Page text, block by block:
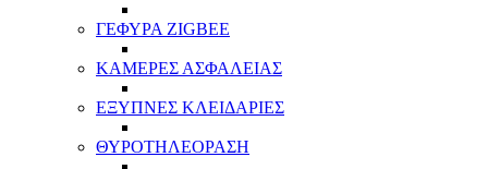
ΓΕΦΥΡΑ ZIGBEE
ΚΑΜΕΡΕΣ ΑΣΦΑΛΕΙΑΣ
ΕΞΥΠΝΕΣ ΚΛΕΙΔΑΡΙΕΣ
ΘΥΡΟΤΗΛΕΟΡΑΣΗ